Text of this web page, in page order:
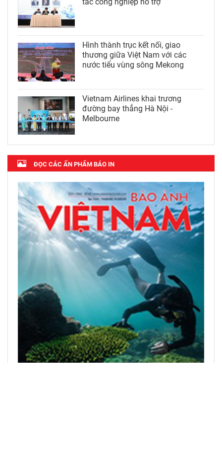
Hình thành trục kết nối, giao
thương giữa Việt Nam với các
nước tiểu vùng sông Mekong
Vietnam Airlines khai trương
đường bay thẳng Hà Nội -
Melbourne
ĐỌC CÁC ẤN PHẨM BÁO IN